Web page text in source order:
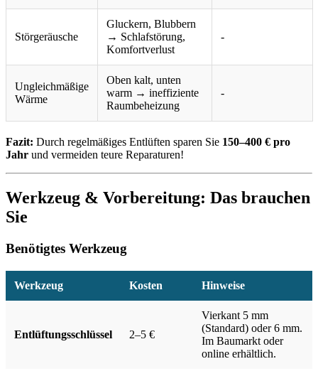
Störgeräusche
Gluckern, Blubbern
→ Schlafstörung,
Komfortverlust
-
Ungleichmäßige
Wärme
Oben kalt, unten
warm → ineffiziente
Raumbeheizung
-
Fazit: Durch regelmäßiges Entlüften sparen Sie 150–400 € pro
Jahr und vermeiden teure Reparaturen!
Werkzeug & Vorbereitung: Das brauchen
Sie
Benötigtes Werkzeug
Werkzeug Kosten Hinweise
Entlüftungsschlüssel 2–5 €
Vierkant 5 mm
(Standard) oder 6 mm.
Im Baumarkt oder
online erhältlich.